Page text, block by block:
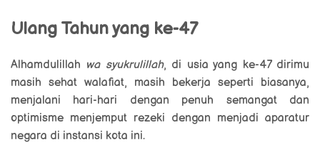
Ulang Tahun yang ke-47
Alhamdulillah wa syukrulillah, di usia yang ke-47 dirimu
masih sehat walafiat, masih bekerja seperti biasanya,
menjalani hari-hari dengan penuh semangat dan
optimisme menjemput rezeki dengan menjadi aparatur
negara di instansi kota ini.